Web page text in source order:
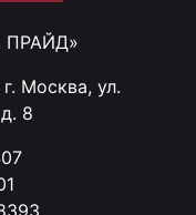
ПРАЙД»
Москва, ул.
8